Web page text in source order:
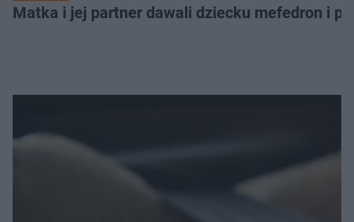
Matka i jej partner dawali dziecku mefedron i